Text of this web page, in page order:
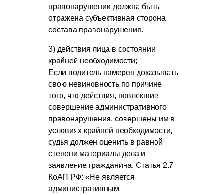
правонарушении должна быть
отражена субъективная сторона
состава правонарушения.
3) действия лица в состоянии
крайней необходимости;
Если водитель намерен доказывать
свою невиновность по причине
того, что действия, повлекшие
совершение административного
правонарушения, совершены им в
условиях крайней необходимости,
судья должен оценить в равной
степени материалы дела и
заявление гражданина. Статья 2.7
КоАП РФ: «Не является
административным